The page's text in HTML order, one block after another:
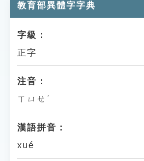
貓頭鷹博士
教育部異體字字典
字級：
正字
注音：
ㄒㄩㄝˊ
漢語拼音：
xué